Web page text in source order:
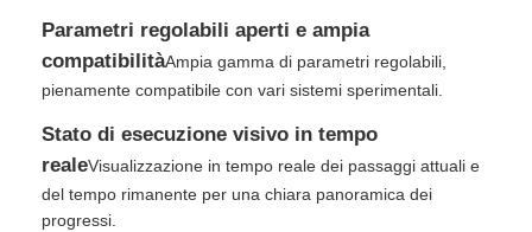
Perle magnetiche NGS
Perle magnetiche per la selezione delle cellule
Purificazione magnetica della proteina delle perle
Parametri regolabili aperti e ampia
compatibilitàAmpia gamma di parametri regolabili,
pienamente compatibile con vari sistemi sperimentali.
Stato di esecuzione visivo in tempo
realeVisualizzazione in tempo reale dei passaggi attuali e
del tempo rimanente per una chiara panoramica dei
progressi.